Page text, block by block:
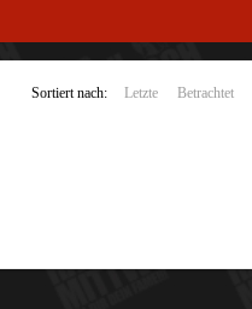
Sortiert nach: Letzte Betrachtet